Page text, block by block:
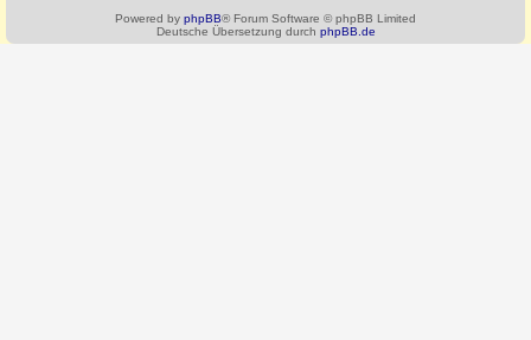
Powered by phpBB® Forum Software © phpBB Limited
Deutsche Übersetzung durch phpBB.de